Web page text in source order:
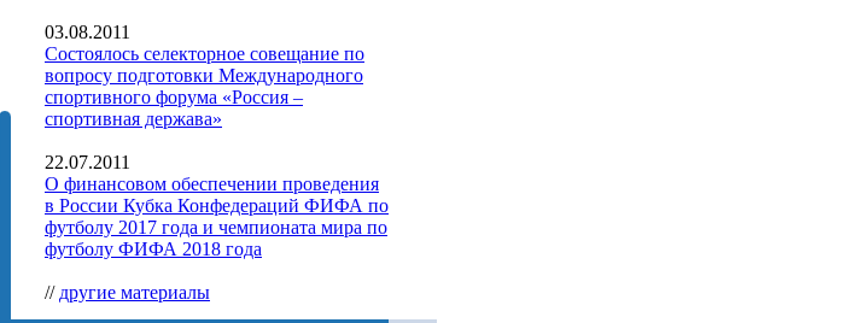
03.08.2011
Состоялось селекторное совещание по
вопросу подготовки Международного
спортивного форума «Россия –
спортивная держава»
22.07.2011
О финансовом обеспечении проведения
в России Кубка Конфедераций ФИФА по
футболу 2017 года и чемпионата мира по
футболу ФИФА 2018 года
// другие материалы